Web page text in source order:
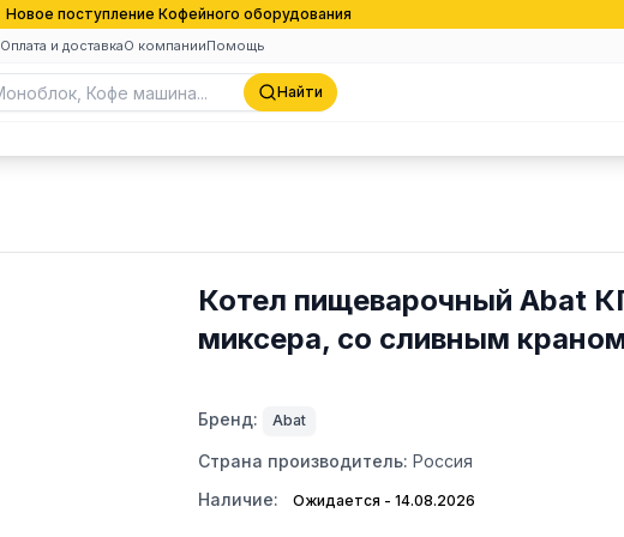
Новое поступление Кофейного оборудования
Оплата и доставкаО компанииПомощь
Найти
Котел пищеварочный Abat
миксера, со сливным
Бренд: Abat
Страна производитель: Россия
Наличие:
Ожидается - 14.08.2026